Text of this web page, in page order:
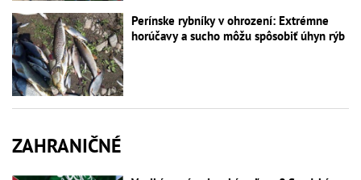
Perínske rybníky v ohrození: Extrémne
horúčavy a sucho môžu spôsobiť úhyn rýb
ZAHRANIČNÉ